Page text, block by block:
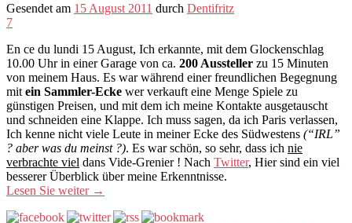
Gesendet am 15 August 2011 durch Dentifritz
7
En ce du lundi 15 August, Ich erkannte, mit dem Glockenschlag
10.00 Uhr in einer Garage von ca. 200 Aussteller zu 15 Minuten
von meinem Haus. Es war während einer freundlichen Begegnung
mit ein Sammler-Ecke wer verkauft eine Menge Spiele zu
günstigen Preisen, und mit dem ich meine Kontakte ausgetauscht
und schneiden eine Klappe. Ich muss sagen, da ich Paris verlassen,
Ich kenne nicht viele Leute in meiner Ecke des Südwestens (“IRL”
? aber was du meinst ?). Es war schön, so sehr, dass ich nie
verbrachte viel dans Vide-Grenier ! Nach Twitter, Hier sind ein viel
besserer Überblick über meine Erkenntnisse.
Lesen Sie weiter →